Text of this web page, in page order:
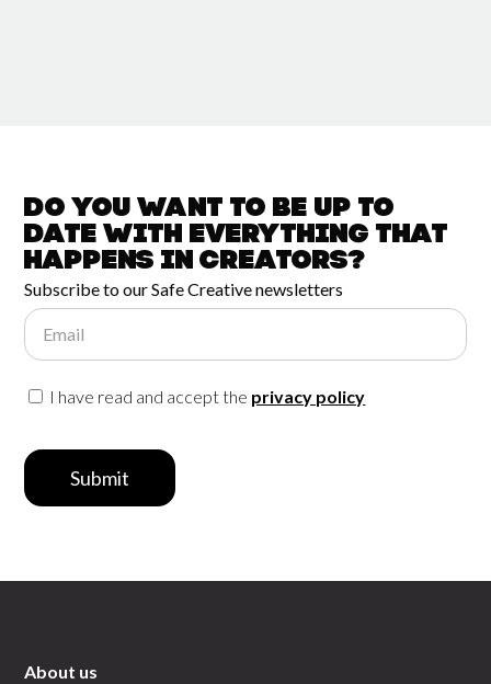
Do you want to be up to
date witheverything that
happens inCreators?
Subscribe to our Safe Creative newsletters
Email
I have read and accept the privacy policy
Submit
About us